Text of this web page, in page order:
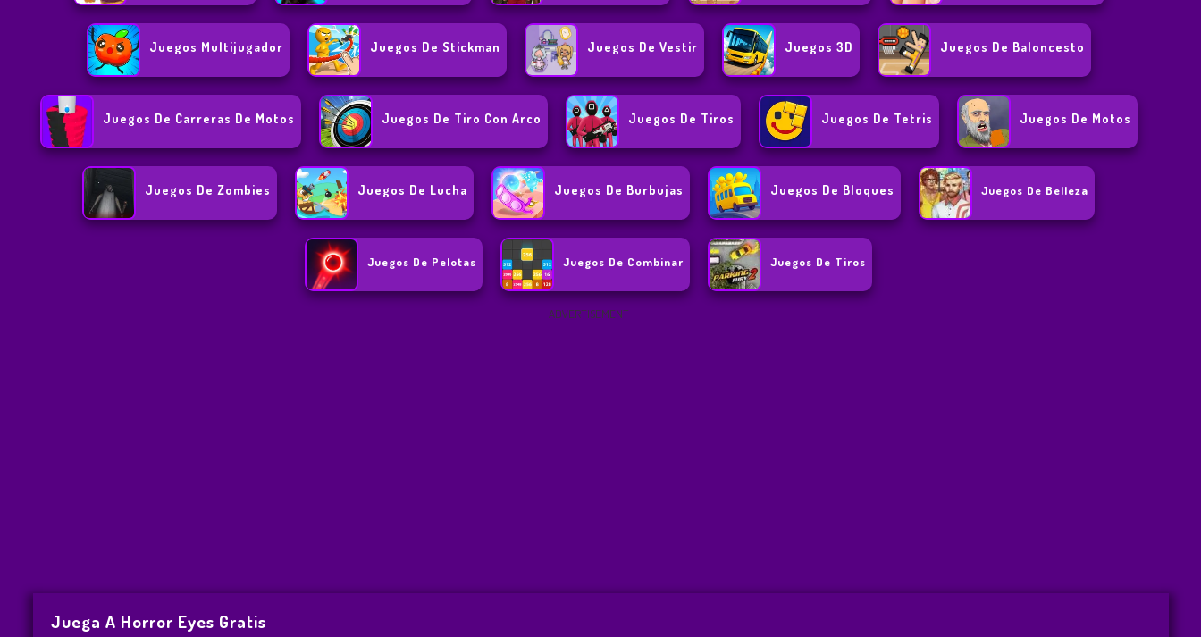
Juegos Multijugador Juegos De Stickman Juegos De Vestir Juegos 3D Juegos De Baloncesto
Juegos De Carreras De Motos Juegos De Tiro Con Arco Juegos De Tiros Juegos De Tetris Juegos De Motos
Juegos De Zombies Juegos De Lucha Juegos De Burbujas Juegos De Bloques Juegos De Belleza
Juegos De Pelotas Juegos De Combinar Juegos De Tiros
ADVERTISEMENT
Juega A Horror Eyes Gratis